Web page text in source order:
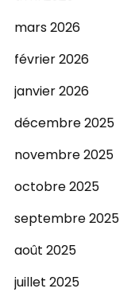
mars 2026
février 2026
janvier 2026
décembre 2025
novembre 2025
octobre 2025
septembre 2025
août 2025
juillet 2025